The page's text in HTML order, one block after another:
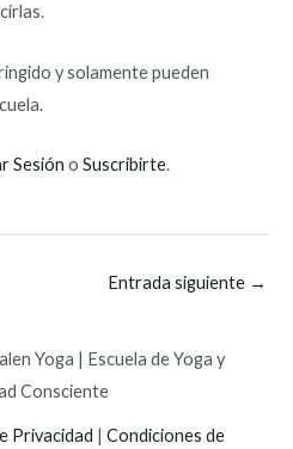
y solamente pueden
Sesión o Suscribirte.
Entrada siguiente →
Yoga | Escuela de Yoga y
Consciente
Privacidad | Condiciones de